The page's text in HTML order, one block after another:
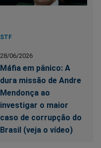
STF
28/06/2026
Máfia em pânico: A
dura missão de Andre
Mendonça ao
investigar o maior
caso de corrupção do
Brasil (veja o vídeo)